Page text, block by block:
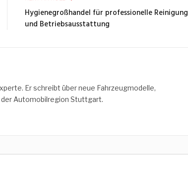
Hygienegroßhandel für professionelle Reinigung
und Betriebsausstattung
Er schreibt über neue Fahrzeugmodelle,
Automobilregion Stuttgart.